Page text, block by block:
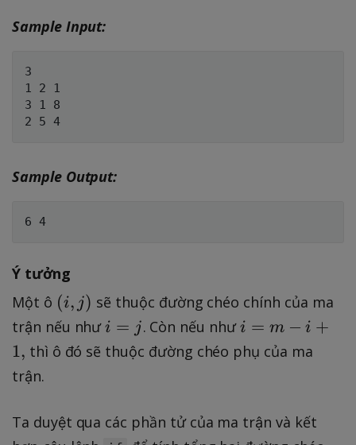
0
e
^
9;
r
l
1
\l
e
\l
,
Sample Input:
3
1 2 1
3 1 8
Sample Output:
Ý tưởng
Một ô (
i
,
j
(i, j) sẽ thuộc đường chéo chính của ma
trận nếu nhưi
=
i = j. Còn nếu nhưi
=
+
i = m − i +
1, thì ô đó sẽ thuộc đường chéo phụ của ma
trận.
Ta duyệt qua các phần tử của ma trận và kết